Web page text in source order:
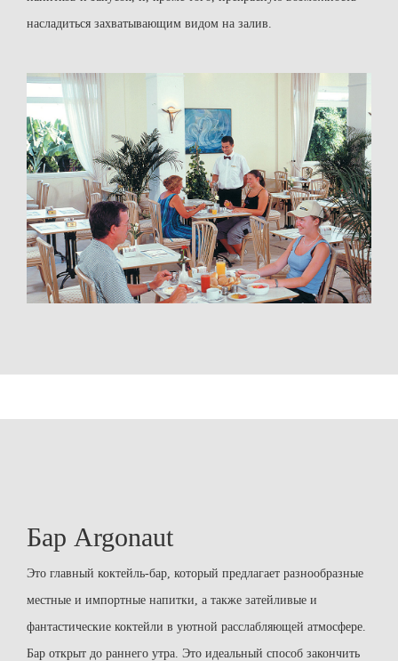
насладиться захватывающим видом на залив.
Бар Argonaut
Это главный коктейль-бар, который предлагает разнообразные
местные и импортные напитки, а также затейливые и
фантастические коктейли в уютной расслабляющей атмосфере.
Бар открыт до раннего утра. Это идеальный способ закончить